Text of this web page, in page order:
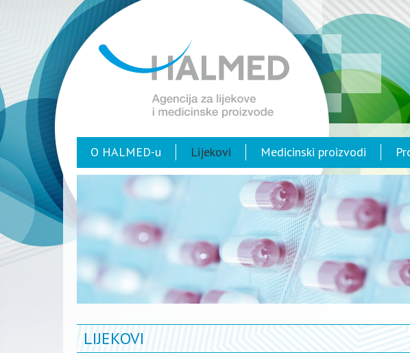
O HALMED-u Lijekovi Medicinski proizvodi
LIJEKOVI